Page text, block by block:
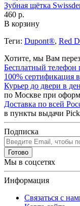
Зубная щётка
460 р.
В корзину
Теги: Dupont®, Red
Хотите, мы Вам
Бесплатный телефон
100% сертификация
Курьер до двери в
по Москве при
Доставка по всей
в пункты выдачи
Подписка
Готово
Мы в соцсетях
Информация
Связаться с